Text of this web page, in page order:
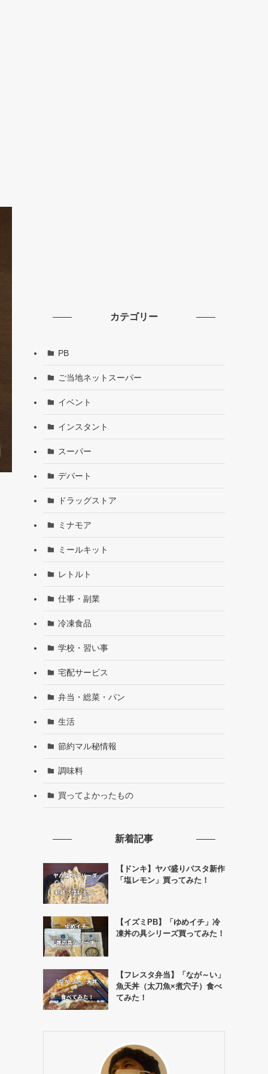
カテゴリー
PB
ご当地ネットスーパー
イベント
インスタント
スーパー
デパート
ドラッグストア
ミナモア
ミールキット
レトルト
仕事・副業
冷凍食品
学校・習い事
宅配サービス
弁当・総菜・パン
生活
節約マル秘情報
調味料
買ってよかったもの
新着記事
【ドンキ】ヤバ盛りパスタ新作
「塩レモン」買ってみた！
【イズミPB】「ゆめイチ」冷
凍丼の具シリーズ買ってみた！
【フレスタ弁当】「なが～い」
魚天丼（太刀魚×煮穴子）食べ
てみた！